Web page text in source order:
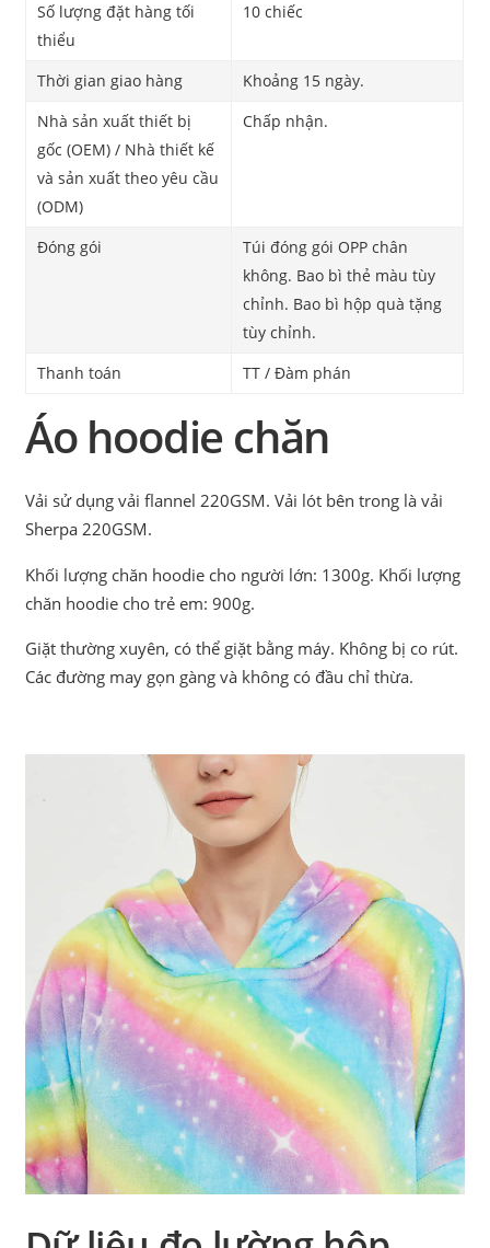
Số lượng đặt hàng tối
thiểu
10 chiếc
Thời gian giao hàng
Khoảng 15 ngày.
Nhà sản xuất thiết bị
gốc (OEM) / Nhà thiết kế
và sản xuất theo yêu cầu
(ODM)
Chấp nhận.
Đóng gói
Túi đóng gói OPP chân
không. Bao bì thẻ màu tùy
chỉnh. Bao bì hộp quà tặng
tùy chỉnh.
Thanh toán
TT / Đàm phán
Áo hoodie chăn
Vải sử dụng vải flannel 220GSM. Vải lót bên trong là vải
Sherpa 220GSM.
Khối lượng chăn hoodie cho người lớn: 1300g. Khối lượng
chăn hoodie cho trẻ em: 900g.
Giặt thường xuyên, có thể giặt bằng máy. Không bị co rút.
Các đường may gọn gàng và không có đầu chỉ thừa.